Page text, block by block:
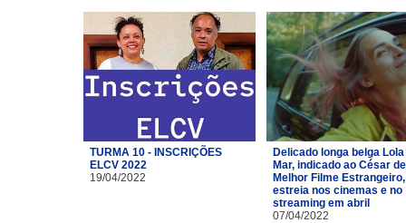
TURMA 10 - INSCRIÇÕES
ELCV 2022
19/04/2022
Delicado longa belga Lola
Mar, indicado ao César de
Melhor Filme Estrangeiro,
estreia nos cinemas e no
streaming em abril
07/04/2022